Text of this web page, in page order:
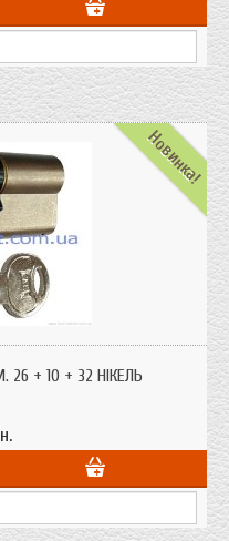
Новинка!
виробник Kale один з
26 + 10 + 32 НІКЕЛЬ